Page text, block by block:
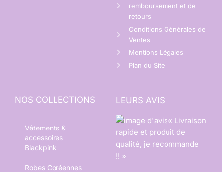
remboursement et de
retours
Conditions Générales de
Ventes
Mentions Légales
Plan du Site
NOS COLLECTIONS
Vêtements &
accessoires
Blackpink
Robes Coréennes
LEURS AVIS
« Livraison
rapide et produit de
qualité, je recommande
!! »